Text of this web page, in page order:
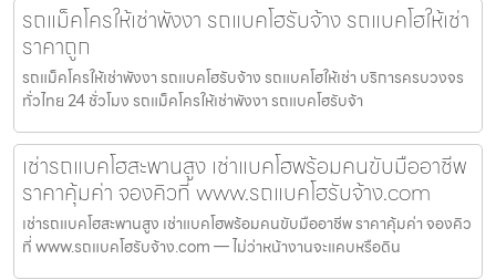
รถแม็คโครให้เช่าพังงา รถแบคโฮรับจ้าง รถแบคโฮให้เช่า
ราคาถูก
รถแม็คโครให้เช่าพังงา รถแบคโฮรับจ้าง รถแบคโฮให้เช่า บริการครบวงจร
ทั่วไทย 24 ชั่วโมง รถแม็คโครให้เช่าพังงา รถแบคโฮรับจ้า
เช่ารถแบคโฮสะพานสูง เช่าแบคโฮพร้อมคนขับมืออาชีพ
ราคาคุ้มค่า จองคิวที่ www.รถแบคโฮรับจ้าง.com
เช่ารถแบคโฮสะพานสูง เช่าแบคโฮพร้อมคนขับมืออาชีพ ราคาคุ้มค่า จองคิว
ที่ www.รถแบคโฮรับจ้าง.com — ไม่ว่าหน้างานจะแคบหรือดิน